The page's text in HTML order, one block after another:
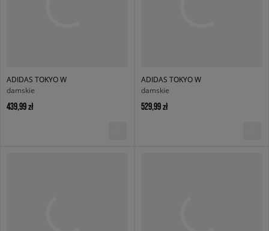
ADIDAS TOKYO W
damskie
439,99 zł
ADIDAS TOKYO W
damskie
529,99 zł